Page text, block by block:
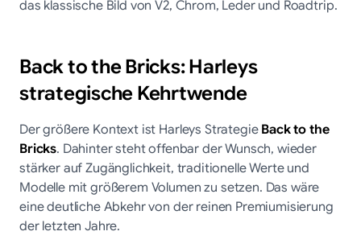
das klassische Bild von V2, Chrom, Leder und Roadtrip.
Back to the Bricks: Harleys
strategische Kehrtwende
Der größere Kontext ist Harleys StrategieBack to the
Bricks. Dahinter steht offenbar der Wunsch, wieder
stärker auf Zugänglichkeit, traditionelle Werte und
Modelle mit größerem Volumen zu setzen. Das wäre
eine deutliche Abkehr von der reinen Premiumisierung
der letzten Jahre.